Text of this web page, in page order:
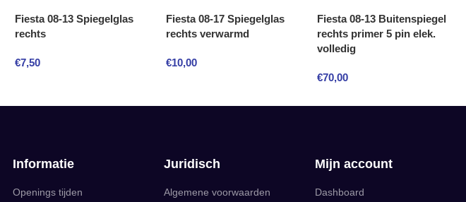
Fiesta 08-13 Spiegelglas
rechts
€7,50
Fiesta 08-17 Spiegelglas
rechts verwarmd
€10,00
Fiesta 08-13 Buitenspiegel
rechts primer 5 pin elek.
volledig
€70,00
Informatie
Openings tijden
Juridisch
Algemene voorwaarden
Mijn account
Dashboard